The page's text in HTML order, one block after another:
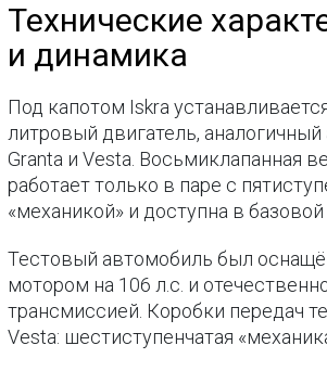
Технические
и динамика
Под капотом Iskra
литровый двигатель, аналогичный
Granta и Vesta. Восьмиклапанная
работает только в паре с
«механикой» и доступна в
Тестовый автомобиль был
мотором на 106 л.с. и
трансмиссией. Коробки передач
Vesta: шестиступенчатая